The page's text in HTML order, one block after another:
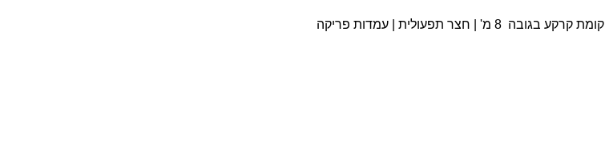
קומת קרקע בגובה 8 מ' | חצר תפעולית | עמדות פריקה